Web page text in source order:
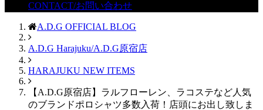
CONTACT/お問い合わせ
A.D.G OFFICIAL BLOG
A.D.G Harajuku/A.D.G原宿店
HARAJUKU NEW ITEMS
【A.D.G原宿店】ラルフローレン、ラコステなど人気
のブランドポロシャツ多数入荷！店頭にお出し致しま